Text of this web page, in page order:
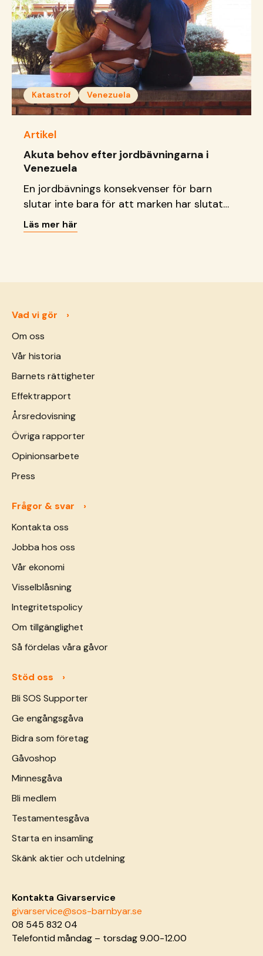
Katastrof Venezuela
Artikel
Akuta behov efter jordbävningarna i
Venezuela
En jordbävnings konsekvenser för barn
slutar inte bara för att marken har slutat
att skaka. Läs vad vi gör just nu.
Läs mer här
Vad vi gör
Om oss
Vår historia
Barnets rättigheter
Effektrapport
Årsredovisning
Övriga rapporter
Opinionsarbete
Press
Frågor & svar
Kontakta oss
Jobba hos oss
Vår ekonomi
Visselblåsning
Integritetspolicy
Om tillgänglighet
Så fördelas våra gåvor
Stöd oss
Bli SOS Supporter
Ge engångsgåva
Bidra som företag
Gåvoshop
Minnesgåva
Bli medlem
Testamentesgåva
Starta en insamling
Skänk aktier och utdelning
Kontakta Givarservice
givarservice@sos-barnbyar.se
08 545 832 04
Telefontid måndag – torsdag 9.00-12.00